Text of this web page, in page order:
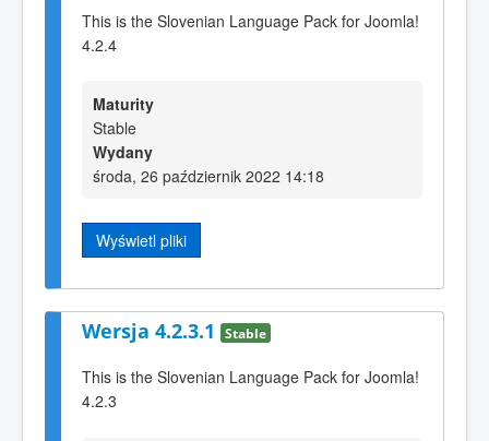
This is the Slovenian Language Pack for Joomla!
4.2.4
Maturity
Stable
Wydany
środa, 26 październik 2022 14:18
Wyświetl pliki
Wersja 4.2.3.1 Stable
This is the Slovenian Language Pack for Joomla!
4.2.3